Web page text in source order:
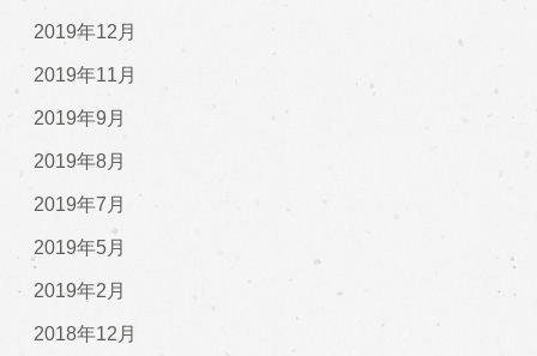
2019年12月
2019年11月
2019年9月
2019年8月
2019年7月
2019年5月
2019年2月
2018年12月